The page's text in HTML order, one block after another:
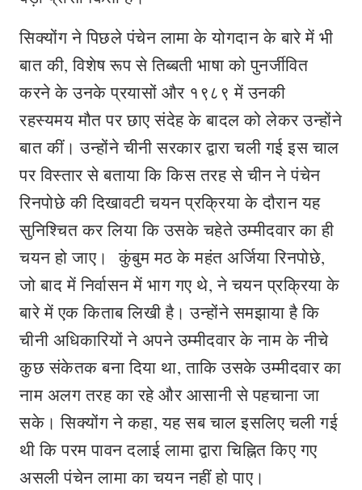
सिक्योंग ने पिछले पंचेन लामा के योगदान के बारे में भी
बात की, विशेष रूप से तिब्बती भाषा को पुनर्जीवित
करने के उनके प्रयासों और १९८९ में उनकी
रहस्यमय मौत पर छाए संदेह के बादल को लेकर उन्होंने
बात कीं। उन्होंने चीनी सरकार द्वारा चली गई इस चाल
पर विस्तार से बताया कि किस तरह से चीन ने पंचेन
रिनपोछे की दिखावटी चयन प्रक्रिया के दौरान यह
सुनिश्चित कर लिया कि उसके चहेते उम्मीदवार का ही
चयन हो जाए। कुंबुम मठ के महंत अर्जिया रिनपोछे,
जो बाद में निर्वासन में भाग गए थे, ने चयन प्रक्रिया के
बारे में एक किताब लिखी है। उन्होंने समझाया है कि
चीनी अधिकारियों ने अपने उम्मीदवार के नाम के नीचे
कुछ संकेतक बना दिया था, ताकि उसके उम्मीदवार का
नाम अलग तरह का रहे और आसानी से पहचाना जा
सके। सिक्योंग ने कहा, यह सब चाल इसलिए चली गई
थी कि परम पावन दलाई लामा द्वारा चिह्नित किए गए
असली पंचेन लामा का चयन नहीं हो पाए।